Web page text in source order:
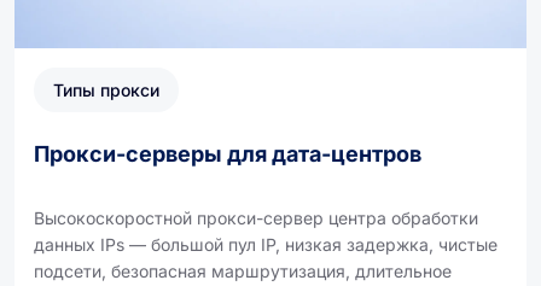
Типы прокси
Прокси-серверы для дата-центров
Высокоскоростной прокси-сервер центра обработки
данных IPs — большой пул IP, низкая задержка, чистые
подсети, безопасная маршрутизация, длительное